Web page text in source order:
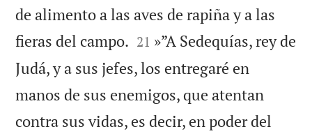
de alimento a las aves de rapiña y a las
fieras del campo. 

21 »”A Sedequías, rey de
Judá, y a sus jefes, los entregaré en
manos de sus enemigos, que atentan
contra sus vidas, es decir, en poder del